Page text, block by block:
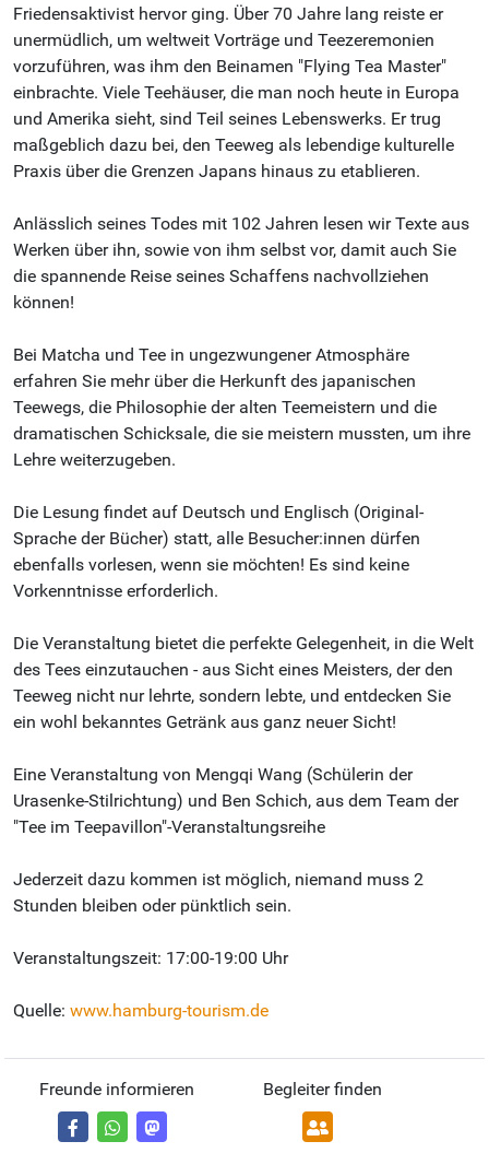
Friedensaktivist hervor ging. Über 70 Jahre lang reiste er
unermüdlich, um weltweit Vorträge und Teezeremonien
vorzuführen, was ihm den Beinamen "Flying Tea Master"
einbrachte. Viele Teehäuser, die man noch heute in Europa
und Amerika sieht, sind Teil seines Lebenswerks. Er trug
maßgeblich dazu bei, den Teeweg als lebendige kulturelle
Praxis über die Grenzen Japans hinaus zu etablieren.
Anlässlich seines Todes mit 102 Jahren lesen wir Texte aus
Werken über ihn, sowie von ihm selbst vor, damit auch Sie
die spannende Reise seines Schaffens nachvollziehen
können!
Bei Matcha und Tee in ungezwungener Atmosphäre
erfahren Sie mehr über die Herkunft des japanischen
Teewegs, die Philosophie der alten Teemeistern und die
dramatischen Schicksale, die sie meistern mussten, um ihre
Lehre weiterzugeben.
Die Lesung findet auf Deutsch und Englisch (Original-
Sprache der Bücher) statt, alle Besucher:innen dürfen
ebenfalls vorlesen, wenn sie möchten! Es sind keine
Vorkenntnisse erforderlich.
Die Veranstaltung bietet die perfekte Gelegenheit, in die Welt
des Tees einzutauchen - aus Sicht eines Meisters, der den
Teeweg nicht nur lehrte, sondern lebte, und entdecken Sie
ein wohl bekanntes Getränk aus ganz neuer Sicht!
Eine Veranstaltung von Mengqi Wang (Schülerin der
Urasenke-Stilrichtung) und Ben Schich, aus dem Team der
"Tee im Teepavillon"-Veranstaltungsreihe
Jederzeit dazu kommen ist möglich, niemand muss 2
Stunden bleiben oder pünktlich sein.
Veranstaltungszeit: 17:00-19:00 Uhr
Quelle: www.hamburg-tourism.de
Freunde informieren Begleiter finden